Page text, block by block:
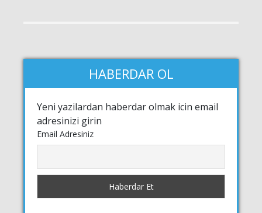
HABERDAR OL
Yeni yazilardan haberdar olmak icin email
adresinizi girin
Email Adresiniz